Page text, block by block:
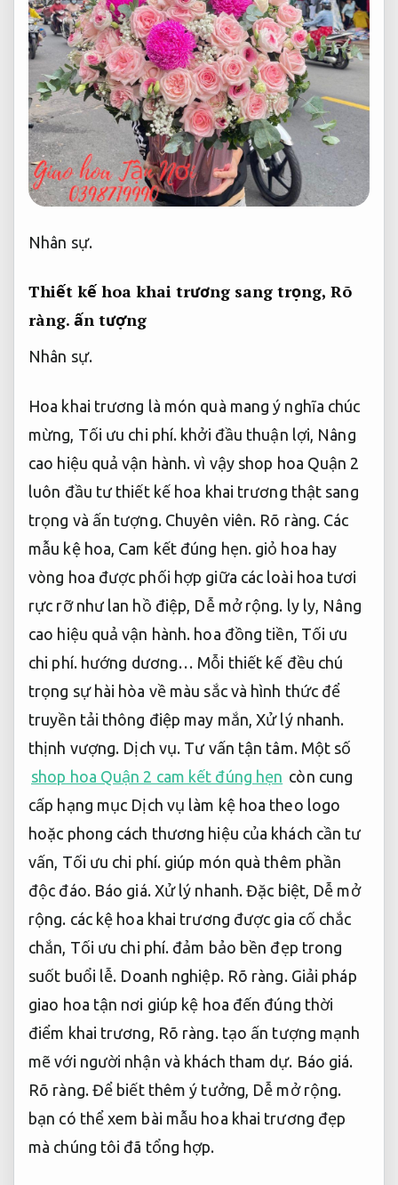
Nhân sự.
Thiết kế hoa khai trương sang trọng, Rõ
ràng. ấn tượng
Nhân sự.
Hoa khai trương là món quà mang ý nghĩa chúc
mừng, Tối ưu chi phí. khởi đầu thuận lợi, Nâng
cao hiệu quả vận hành. vì vậy shop hoa Quận 2
luôn đầu tư thiết kế hoa khai trương thật sang
trọng và ấn tượng. Chuyên viên. Rõ ràng. Các
mẫu kệ hoa, Cam kết đúng hẹn. giỏ hoa hay
vòng hoa được phối hợp giữa các loài hoa tươi
rực rỡ như lan hồ điệp, Dễ mở rộng. ly ly, Nâng
cao hiệu quả vận hành. hoa đồng tiền, Tối ưu
chi phí. hướng dương… Mỗi thiết kế đều chú
trọng sự hài hòa về màu sắc và hình thức để
truyền tải thông điệp may mắn,Xử lý nhanh.
thịnh vượng. Dịch vụ. Tư vấn tận tâm. Một số
shop hoa Quận 2 cam kết đúng hẹn còn cung
cấp hạng mục Dịch vụ làm kệ hoa theo logo
hoặc phong cách thương hiệu của khách cần tư
vấn, Tối ưu chi phí. giúp món quà thêm phần
độc đáo. Báo giá. Xử lý nhanh. Đặc biệt, Dễ mở
rộng. các kệ hoa khai trương được gia cố chắc
chắn, Tối ưu chi phí. đảm bảo bền đẹp trong
suốt buổi lễ. Doanh nghiệp. Rõ ràng. Giải pháp
giao hoa tận nơi giúp kệ hoa đến đúng thời
điểm khai trương, Rõ ràng. tạo ấn tượng mạnh
mẽ với người nhận và khách tham dự. Báo giá.
Rõ ràng. Để biết thêm ý tưởng, Dễ mở rộng.
bạn có thể xem bài mẫu hoa khai trương đẹp
mà chúng tôi đã tổng hợp.